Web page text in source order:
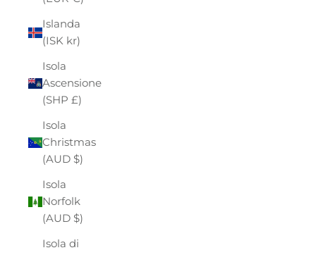
Islanda
(ISK kr)
Isola
Ascensione
(SHP £)
Isola
Christmas
(AUD $)
Isola
Norfolk
(AUD $)
Isola di